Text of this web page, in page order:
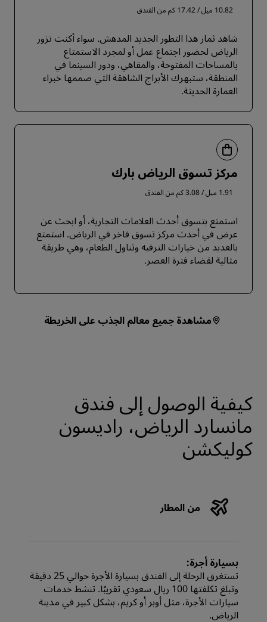
10.82 ميل / 17.42 كم من الفندق
شاهد ثمار هذا التطور الجديد المدهش. سواء أكنت تزور
الرياض لحضور اجتماع عمل أو لمجرد الاستمتاع
بالمساحات المفتوحة، والمقاهي، ودور السينما في
المنطقة، ستبهرك الأبراج الشاهقة التي صممها خبراء
العمارة الحديثة.
مركز تسوق الرياض بارك
1.91 ميل / 3.08 كم من الفندق
استمتع بتسوق أحدث العلامات التجارية، أو ابحث عن
عرض في أحدث مركز تسوق فاخر في الرياض. استمتع
بالعديد من خيارات الترفيه وتناول الطعام، وهي طريقة
مثالية لقضاء فترة العصر.
مشاهدة جميع معالم الجذب على الخريطة
كيفية الوصول إلى فندق
مانسارد الرياض، راديسون
كوليكشن
من المطار
بسيارة أجرة:
تستغرق الرحلة إلى الفندق بسيارة الأجرة حوالي 25 دقيقة
وتبلغ تكلفتها 100 ريال سعودي تقريبًا. تنشط خدمات
سيارات الأجرة، مثل أوبر أو كريم، بشكل كبير في مدينة
الرياض.